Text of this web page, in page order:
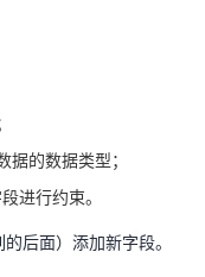
的数据类型；
进行约束。
后面）添加新字段。